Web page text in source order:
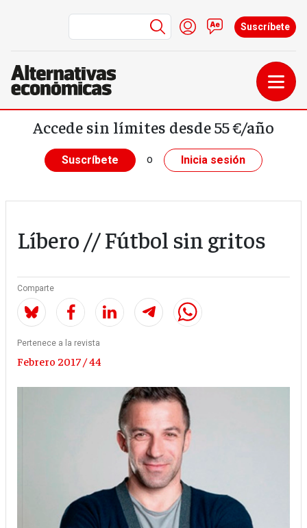
Pasar al contenido principal
Menú de cuenta de
Iniciar sesión
Contacto
Suscríbete
Accede sin límites desde 55 €/año
Suscríbete o Inicia sesión
Líbero // Fútbol sin gritos
Comparte
Pertenece a la revista
Febrero 2017 / 44